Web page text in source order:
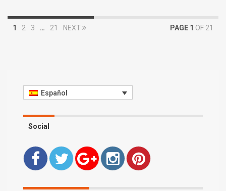
1 2 3 … 21 NEXT PAGE 1 OF 21
Español
Social